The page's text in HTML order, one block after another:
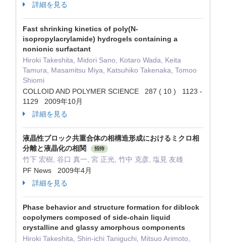
詳細を見る
Fast shrinking kinetics of poly(N-
isopropylacrylamide) hydrogels containing a
nonionic surfactant
Hiroki Takeshita, Midori Sano, Kotaro Wada, Keita
Tamura, Masamitsu Miya, Katsuhiko Takenaka, Tomoo
Shiomi
COLLOID AND POLYMER SCIENCE 287 ( 10 ) 1123 -
1129 2009年10月
詳細を見る
液晶性ブロック共重合体の相構造形成におけるミクロ相
分離と液晶化の相関
招待
竹下 宏樹, 谷口 真一, 宮 正光, 竹中 克彦, 塩見 友雄
PF News 2009年4月
詳細を見る
Phase behavior and structure formation for diblock
copolymers composed of side-chain liquid
crystalline and glassy amorphous components
Hiroki Takeshita, Shin-ichi Taniguchi, Mitsuo Arimoto,